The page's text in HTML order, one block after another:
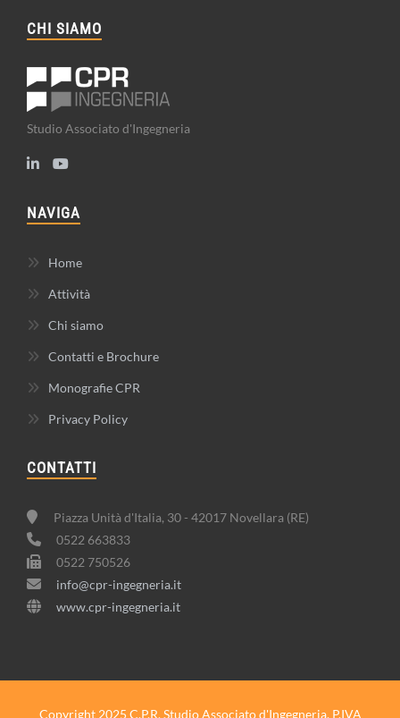
CHI SIAMO
Studio Associato d'Ingegneria
NAVIGA
Home
Attività
Chi siamo
Contatti e Brochure
Monografie CPR
Privacy Policy
CONTATTI
Piazza Unità d'Italia, 30 - 42017 Novellara (RE)
0522 663833
0522 750526
info@cpr-ingegneria.it
www.cpr-ingegneria.it
Copyright 2025 C.P.R. Studio Associato d'Ingegneria. P.IVA